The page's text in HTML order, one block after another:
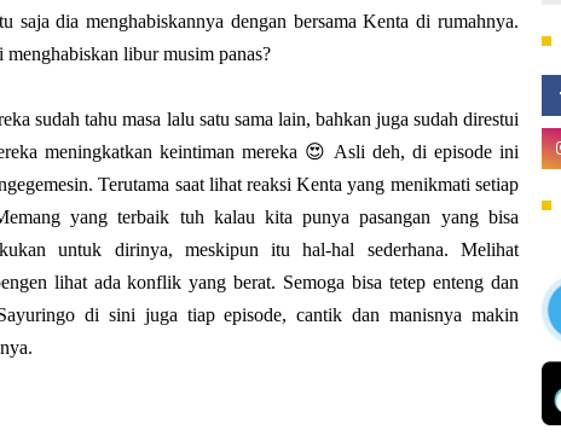
saja dia menghabiskannya dengan bersama Kenta di rumahnya.
libur musim panas?
sudah tahu masa lalu satu sama lain, bahkan juga sudah direstui
meningkatkan keintiman mereka 😍 Asli deh, di episode ini
Terutama saat lihat reaksi Kenta yang menikmati setiap
yang terbaik tuh kalau kita punya pasangan yang bisa
untuk dirinya, meskipun itu hal-hal sederhana. Melihat
lihat ada konflik yang berat. Semoga bisa tetep enteng dan
di sini juga tiap episode, cantik dan manisnya makin